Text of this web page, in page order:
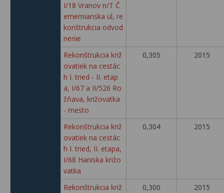
I/18 Vranov n/T Č
emernianska ul, re
konštrukcia odvod
nenie
Rekonštrukcia križ
ovatiek na cestác
h I. tried - II. etap
a, I/67 a II/526 Ro
žňava, križovatka
- mesto
0,305 2015
Rekonštrukcia križ
ovatiek na cestác
h I. tried, II. etapa,
I/68 Haniska križo
vatka
0,304 2015
Rekonštrukcia križ
0,300 2015